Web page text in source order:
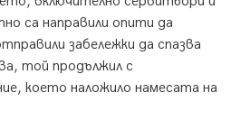
са направили опити да
забележки да спазва
той продължил с
което наложило намесата на